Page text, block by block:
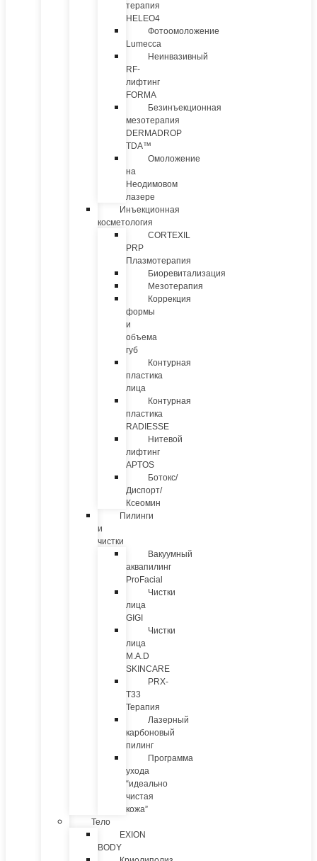
терапия
HELEO4
Фотоомоложение
Lumecca
Неинвазивный
RF-
лифтинг
FORMA
Безинъекционная
мезотерапия
DERMADROP
TDA™
Омоложение
на
Неодимовом
лазере
Инъекционная
косметология
CORTEXIL
PRP
Плазмотерапия
Биоревитализация
Мезотерапия
Коррекция
формы
и
объема
губ
Контурная
пластика
лица
Контурная
пластика
RADIESSE
Нитевой
лифтинг
APTOS
Ботокс/
Диспорт/
Ксеомин
Пилинги
и
чистки
Вакуумный
аквапилинг
ProFacial
Чистки
лица
GIGI
Чистки
лица
M.A.D
SKINCARE
PRX-
T33
Терапия
Лазерный
карбоновый
пилинг
Программа
ухода
“идеально
чистая
кожа”
Тело
EXION
BODY